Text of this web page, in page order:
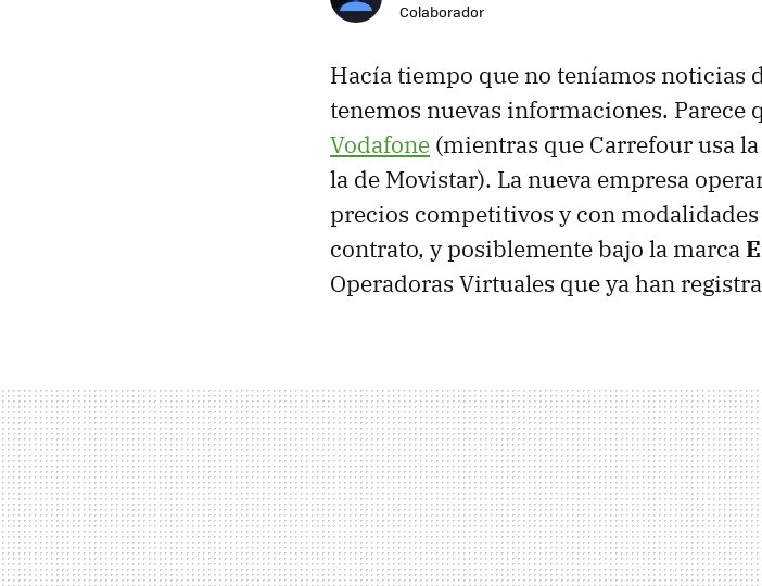
Colaborador
Hacía tiempo que no teníamos noticias
tenemos nuevas informaciones. Parece
Vodafone (mientras que Carrefour usa
la de Movistar). La nueva empresa
precios competitivos y con
contrato, y posiblemente bajo la marca
Operadoras Virtuales que ya han